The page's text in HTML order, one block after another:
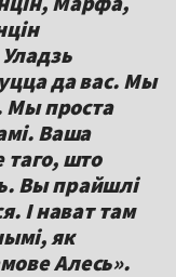
да вас. Мы
Мы проста
Ваша
таго, што
Вы прайшлі
І нават там
як
Алесь».